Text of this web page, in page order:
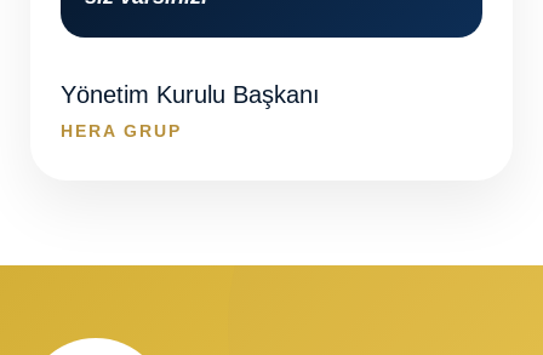
Yönetim Kurulu Başkanı
HERA GRUP